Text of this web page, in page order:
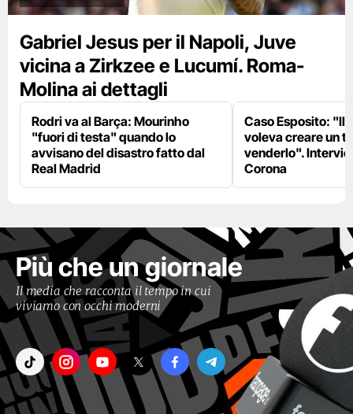
Gabriel Jesus per il Napoli, Juve
vicina a Zirkzee e Lucumí. Roma-
Molina ai dettagli
Rodri va al Barça: Mourinho
"fuori di testa" quando lo
avvisano del disastro fatto dal
Real Madrid
Caso Esposito: "Il
voleva creare un
venderlo".
Corona
Più che un giornale
Il media che racconta il tempo in cui
viviamo con occhi moderni